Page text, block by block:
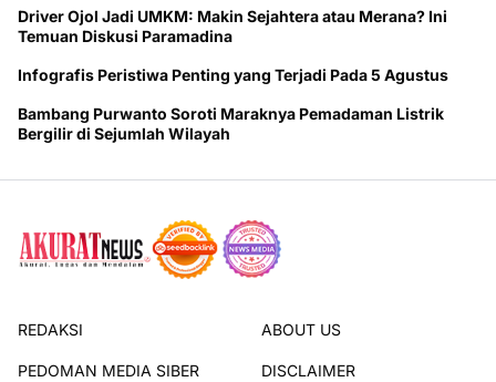
Driver Ojol Jadi UMKM: Makin Sejahtera atau Merana? Ini
Temuan Diskusi Paramadina
Infografis Peristiwa Penting yang Terjadi Pada 5 Agustus
Bambang Purwanto Soroti Maraknya Pemadaman Listrik
Bergilir di Sejumlah Wilayah
REDAKSI ABOUT US
PEDOMAN MEDIA SIBER DISCLAIMER